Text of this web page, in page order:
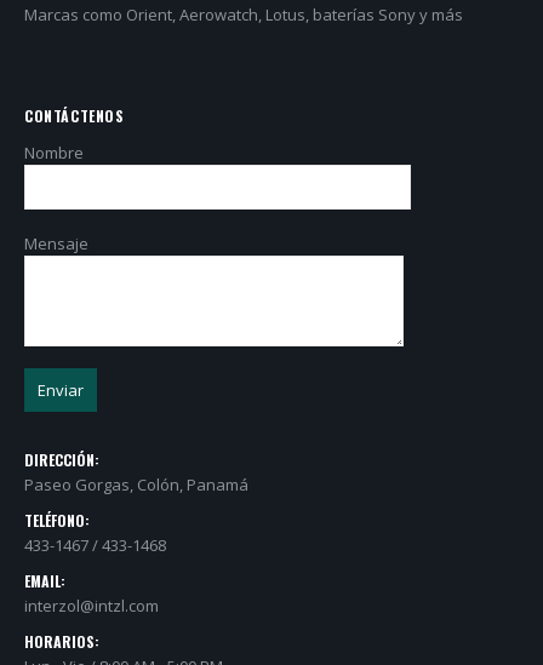
Marcas como Orient, Aerowatch, Lotus, baterías Sony y más
CONTÁCTENOS
Nombre
Mensaje
DIRECCIÓN:
Paseo Gorgas, Colón, Panamá
TELÉFONO:
433-1467 / 433-1468
EMAIL:
interzol@intzl.com
HORARIOS: